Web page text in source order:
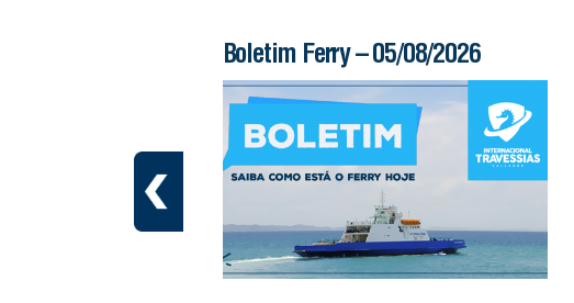
Boletim Ferry – 05/08/2026